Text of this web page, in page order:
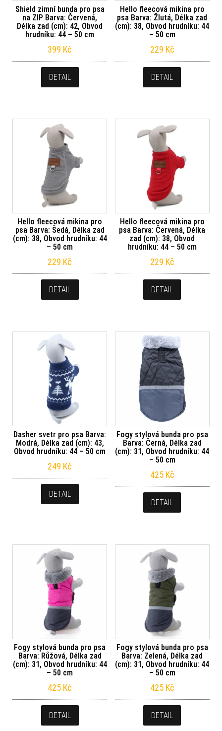
Shield zimní bunda pro psa
na ZIP Barva: Červená,
Délka zad (cm): 42, Obvod
hrudníku: 44 – 50 cm
399 Kč
DETAIL
Hello fleecová mikina pro
psa Barva: Žlutá, Délka zad
(cm): 38, Obvod hrudníku: 44
– 50 cm
229 Kč
DETAIL
Hello fleecová mikina pro
psa Barva: Šedá, Délka zad
(cm): 38, Obvod hrudníku: 44
– 50 cm
229 Kč
DETAIL
Hello fleecová mikina pro
psa Barva: Červená, Délka
zad (cm): 38, Obvod
hrudníku: 44 – 50 cm
229 Kč
DETAIL
Dasher svetr pro psa Barva:
Modrá, Délka zad (cm): 43,
Obvod hrudníku: 44 – 50 cm
249 Kč
DETAIL
Fogy stylová bunda pro psa
Barva: Černá, Délka zad
(cm): 31, Obvod hrudníku: 44
– 50 cm
425 Kč
DETAIL
Fogy stylová bunda pro psa
Barva: Růžová, Délka zad
(cm): 31, Obvod hrudníku: 44
– 50 cm
425 Kč
DETAIL
Fogy stylová bunda pro psa
Barva: Zelená, Délka zad
(cm): 31, Obvod hrudníku: 44
– 50 cm
425 Kč
DETAIL